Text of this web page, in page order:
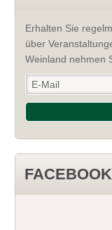
Erhalten Sie
über
Weinland nehmen
FACEBOOK